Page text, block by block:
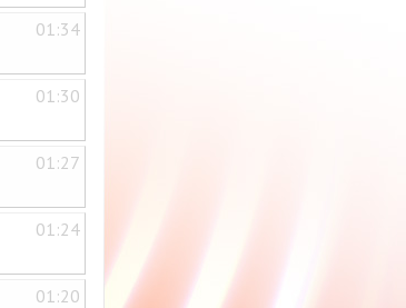
01:34
01:30
01:27
01:24
01:20